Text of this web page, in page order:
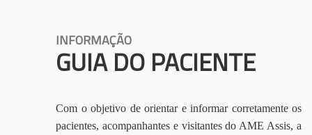
INFORMAÇÃO
GUIA DO PACIENTE
Com o objetivo de orientar e informar corretamente os
pacientes, acompanhantes e visitantes do AME Assis, a